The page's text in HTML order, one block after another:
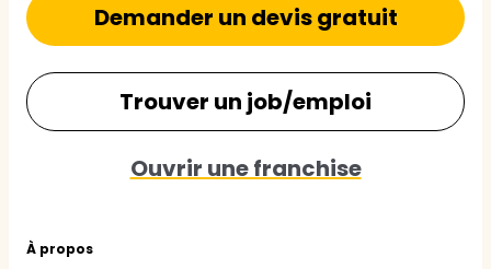
À propos
Demander un devis gratuit
Trouver un job/emploi
Ouvrir une franchise